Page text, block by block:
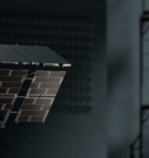
rezoluție de
Deși asigură
bugetul
și, mai grav,